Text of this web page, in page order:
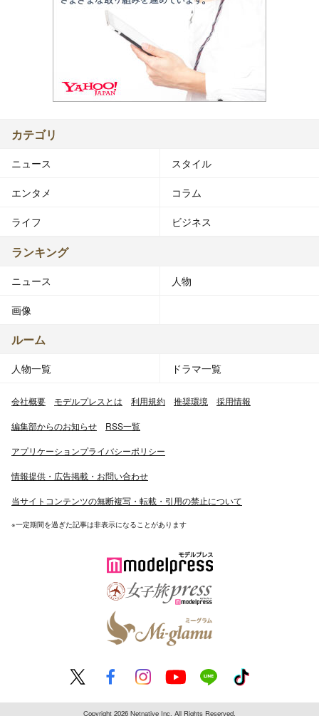
カテゴリ
ニュース スタイル
エンタメ コラム
ライフ ビジネス
ランキング
ニュース 人物
画像
ルーム
人物一覧 ドラマ一覧
会社概要 モデルプレスとは 利用規約 推奨環境 採用情報
編集部からのお知らせ RSS一覧
アプリケーションプライバシーポリシー
情報提供・広告掲載・お問い合わせ
当サイトコンテンツの無断複写・転載・引用の禁止について
※一定期間を過ぎた記事は非表示になることがあります
Copyright 2026 Netnative Inc. All Rights Reserved.